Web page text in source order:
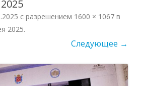
с разрешением 1600 × 1067 в
2025.
Следующее →